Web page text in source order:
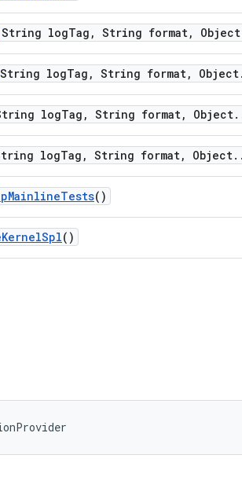
logTag , String format, Object
logTag , String format, Object.
logTag , String format, Object.
logTag , String format, Object. .
MainlineTests()
KernelSpl()